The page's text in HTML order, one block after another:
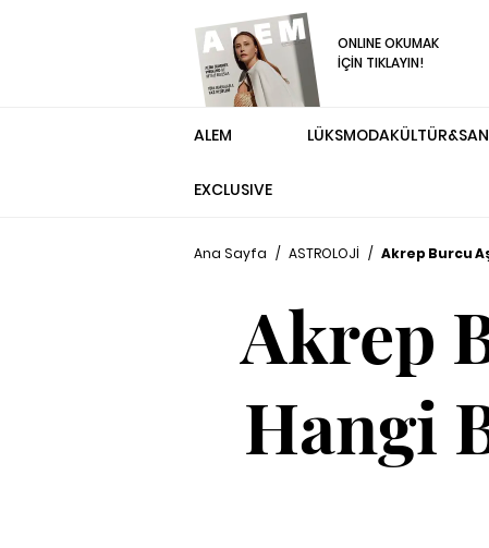
ONLINE OKUMAK
İÇİN TIKLAYIN!
ALEM
EXCLUSIVE
LÜKSMODA
Ana Sayfa / ASTROLOJİ / Akrep Burcu
Akrep
Hangi